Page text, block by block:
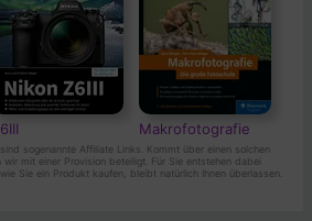
Makrofotografie
sogenannte Affiliate Links. Kommt über einen solchen
wir mit einer Provision beteiligt. Für Sie entstehen dabei
Sie ein Produkt kaufen, bleibt natürlich Ihnen überlassen.